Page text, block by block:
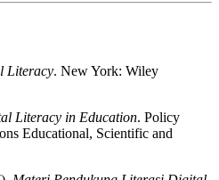
Literacy. New York: Wiley
Literacy in Education. Policy
Educational, Scientific and